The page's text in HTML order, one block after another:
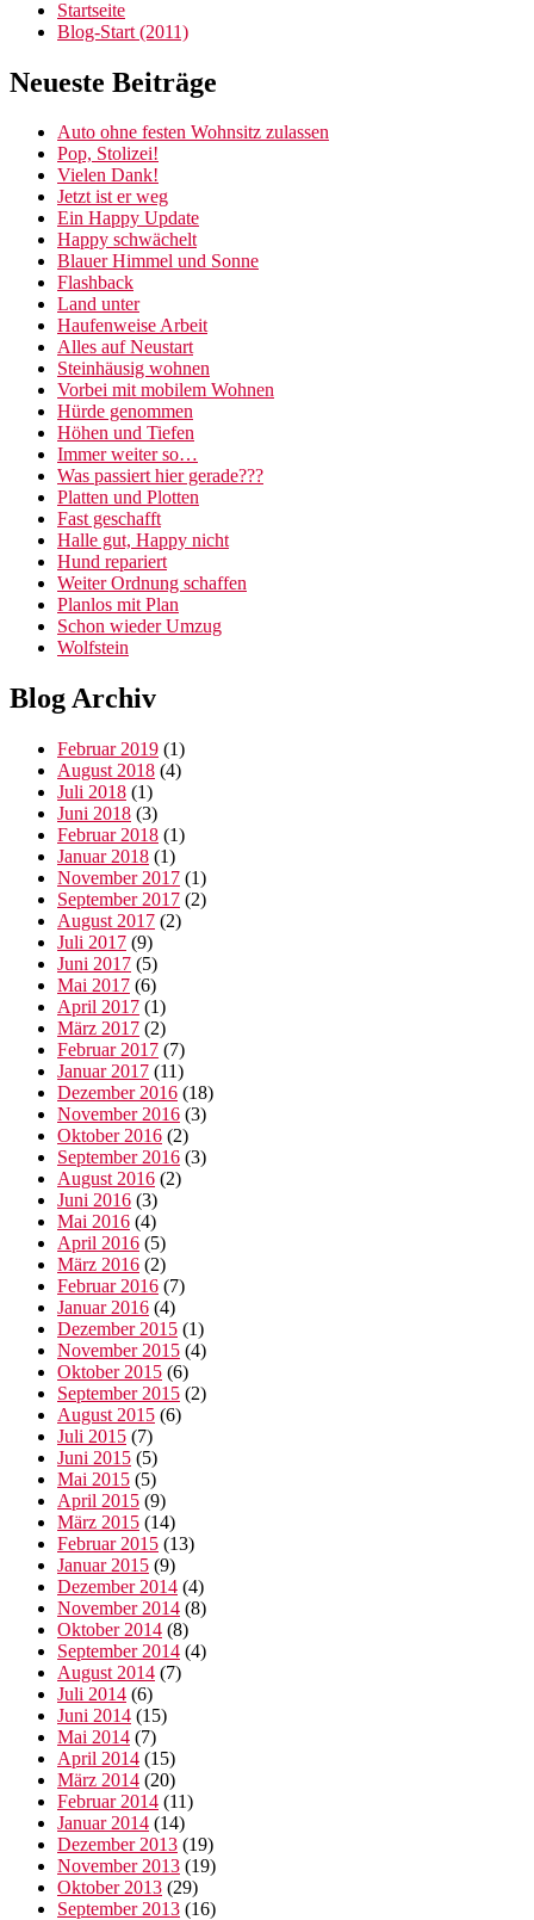
Startseite
Blog-Start (2011)
Neueste Beiträge
Auto ohne festen Wohnsitz zulassen
Pop, Stolizei!
Vielen Dank!
Jetzt ist er weg
Ein Happy Update
Happy schwächelt
Blauer Himmel und Sonne
Flashback
Land unter
Haufenweise Arbeit
Alles auf Neustart
Steinhäusig wohnen
Vorbei mit mobilem Wohnen
Hürde genommen
Höhen und Tiefen
Immer weiter so…
Was passiert hier gerade???
Platten und Plotten
Fast geschafft
Halle gut, Happy nicht
Hund repariert
Weiter Ordnung schaffen
Planlos mit Plan
Schon wieder Umzug
Wolfstein
Blog Archiv
Februar 2019 (1)
August 2018 (4)
Juli 2018 (1)
Juni 2018 (3)
Februar 2018 (1)
Januar 2018 (1)
November 2017 (1)
September 2017 (2)
August 2017 (2)
Juli 2017 (9)
Juni 2017 (5)
Mai 2017 (6)
April 2017 (1)
März 2017 (2)
Februar 2017 (7)
Januar 2017 (11)
Dezember 2016 (18)
November 2016 (3)
Oktober 2016 (2)
September 2016 (3)
August 2016 (2)
Juni 2016 (3)
Mai 2016 (4)
April 2016 (5)
März 2016 (2)
Februar 2016 (7)
Januar 2016 (4)
Dezember 2015 (1)
November 2015 (4)
Oktober 2015 (6)
September 2015 (2)
August 2015 (6)
Juli 2015 (7)
Juni 2015 (5)
Mai 2015 (5)
April 2015 (9)
März 2015 (14)
Februar 2015 (13)
Januar 2015 (9)
Dezember 2014 (4)
November 2014 (8)
Oktober 2014 (8)
September 2014 (4)
August 2014 (7)
Juli 2014 (6)
Juni 2014 (15)
Mai 2014 (7)
April 2014 (15)
März 2014 (20)
Februar 2014 (11)
Januar 2014 (14)
Dezember 2013 (19)
November 2013 (19)
Oktober 2013 (29)
September 2013 (16)